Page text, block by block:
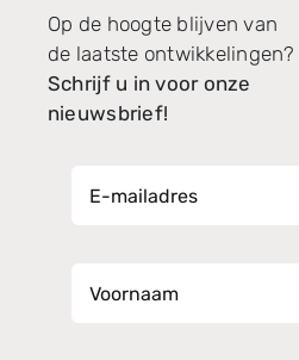
Op de hoogte blijven van
de laatste ontwikkelingen?
Schrijf u in voor onze
nieuwsbrief!